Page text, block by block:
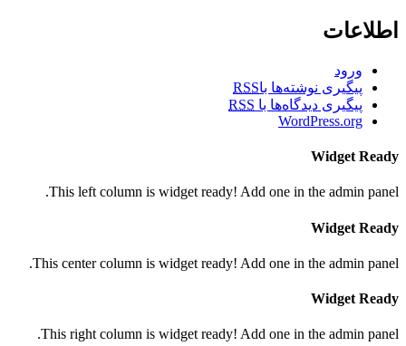
اطلاعات
ورود
پیگیری نوشته‌ها باRSS
پیگیری دیدگاه‌ها با RSS
WordPress.org
Widget Ready
This left column is widget ready! Add one in the admin panel.
Widget Ready
This center column is widget ready! Add one in the admin panel.
Widget Ready
This right column is widget ready! Add one in the admin panel.